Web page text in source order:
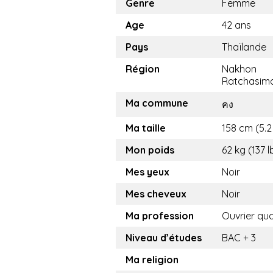
Genre
Femme
Age
42 ans
Pays
Thaïlande
Région
Nakhon
Ma commune
คง
Ma taille
158 cm
Mon poids
62 kg (137
Mes yeux
Noir
Mes cheveux
Noir
Ma profession
Ouvrier
Niveau d’études
BAC + 3
Ma religion